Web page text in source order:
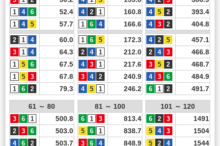
52.4
57.7
60.0
64.3
67.5
67.8
79.3
160.8
166.6
172.3
212.0
217.6
240.9
246.2
393.4
404.8
457.1
466.8
468.7
484.9
491.7
61 ～ 80
500.8
503.0
503.7
81 ～ 100
813.4
838.7
848.9
101 ～ 120
1491
1504
1544